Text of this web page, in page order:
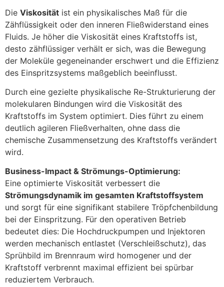
Die Viskosität ist ein physikalisches Maß für die
Zähflüssigkeit oder den inneren Fließwiderstand eines
Fluids. Je höher die Viskosität eines Kraftstoffs ist,
desto zähflüssiger verhält er sich, was die Bewegung
der Moleküle gegeneinander erschwert und die Effizienz
des Einspritzsystems maßgeblich beeinflusst.
Durch eine gezielte physikalische Re-Strukturierung der
molekularen Bindungen wird die Viskosität des
Kraftstoffs im System optimiert. Dies führt zu einem
deutlich agileren Fließverhalten, ohne dass die
chemische Zusammensetzung des Kraftstoffs verändert
wird.
Business-Impact & Strömungs-Optimierung:
Eine optimierte Viskosität verbessert die
Strömungsdynamik im gesamten Kraftstoffsystem
und sorgt für eine signifikant stabilere Tröpfchenbildung
bei der Einspritzung. Für den operativen Betrieb
bedeutet dies: Die Hochdruckpumpen und Injektoren
werden mechanisch entlastet (Verschleißschutz), das
Sprühbild im Brennraum wird homogener und der
Kraftstoff verbrennt maximal effizient bei spürbar
reduziertem Verbrauch.